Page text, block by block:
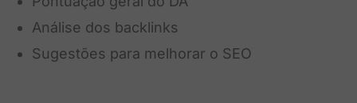
Análise dos backlinks
Sugestões para melhorar o SEO